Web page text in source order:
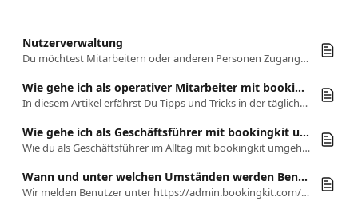
Nutzerverwaltung
Du möchtest Mitarbeitern oder anderen Personen Zugang zu deinem bookingkit Account gewähren?
Wie gehe ich als operativer Mitarbeiter mit bookingkit um?
In diesem Artikel erfährst Du Tipps und Tricks in der täglichen Arbeit mit bookingkit als operativer Mitarbeiter.
Wie gehe ich als Geschäftsführer mit bookingkit um?
Wie du als Geschäftsführer im Alltag mit bookingkit umgehst und was es zu beachten gilt.
Wann und unter welchen Umständen werden Benutzer automatisch ausgeloggt?
Wir melden Benutzer unter https://admin.bookingkit.com/ ab, wenn ihre Sitzung abläuft. Die Bedingungen sind jedoch unterschiedlich.